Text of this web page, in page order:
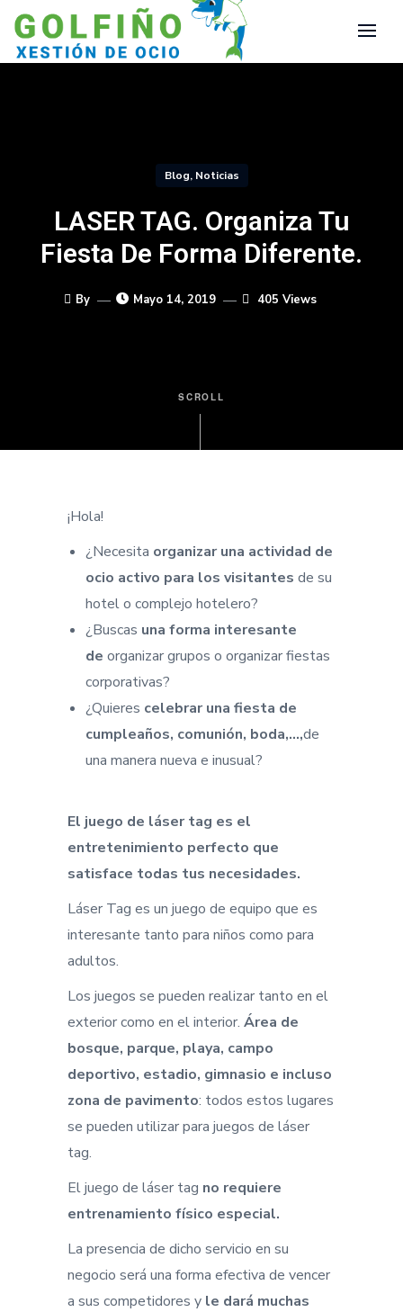
Blog, Noticias
LASER TAG. Organiza Tu
Fiesta De Forma Diferente.
By Mayo 14, 2019 405 Views
SCROLL
¡Hola!
¿Necesita organizar una actividad de
ocio activo para los visitantes de su
hotel o complejo hotelero?
¿Buscas una forma interesante
de organizar grupos o organizar fiestas
corporativas?
¿Quieres celebrar una fiesta de
cumpleaños, comunión, boda,…,de
una manera nueva e inusual?
El juego de láser tag es el
entretenimiento perfecto que
satisface todas tus necesidades.
Láser Tag es un juego de equipo que es
interesante tanto para niños como para
adultos.
Los juegos se pueden realizar tanto en el
exterior como en el interior. Área de
bosque, parque, playa, campo
deportivo, estadio, gimnasio e incluso
zona de pavimento: todos estos lugares
se pueden utilizar para juegos de láser
tag.
El juego de láser tag no requiere
entrenamiento físico especial.
La presencia de dicho servicio en su
negocio será una forma efectiva de vencer
a sus competidores y le dará muchas